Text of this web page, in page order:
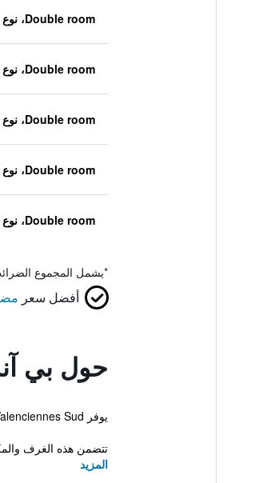
Double room، نوع السرير غير معروف
Double room، نوع السرير غير معروف
Double room، نوع السرير غير معروف
Double room، نوع السرير غير معروف
Double room، نوع السرير غير معروف
*يشمل المجموع
أفضل سعر
حول بي
يوفر B&B HOTEL Valenciennes Sud المريح والذي يقع في مدينة بروفي خدمة انترنت لاسلكي مجانية بالإضافة إلى حديقة ومعاملات فورية للحجز والمغادرة.
تتضمن هذه الغرف
المزيد